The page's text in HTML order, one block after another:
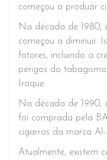
começou a produzir
Na década de 1980,
começou a diminuir.
fatores, incluindo a
perigos do
Iraque.
Na década de 1990,
foi comprada pela
cigarros da marca
Atualmente, existem